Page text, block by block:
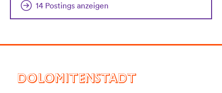
14 Postings anzeigen
DOLOMITENSTADT